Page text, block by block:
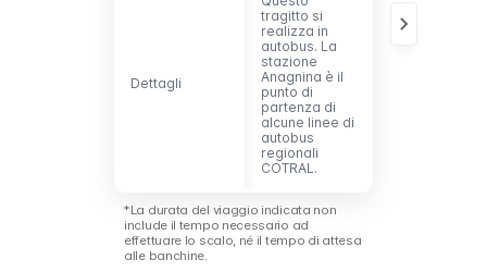
Dettagli
Dettagli
tragitto si
realizza in
autobus. La
stazione
Anagnina è il
punto di
partenza di
alcune linee di
autobus
regionali
COTRAL.
stazione è
collegata alla
*La durata del viaggio indicata non
include il tempo necessario ad
effettuare lo scalo, né il tempo di attesa
alle banchine.